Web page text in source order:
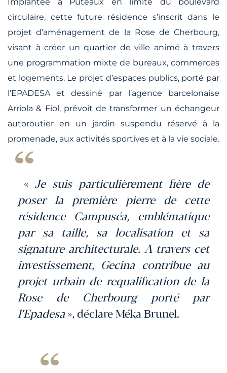
circulaire, cette future résidence s’inscrit dans le
projet d’aménagement de la Rose de Cherbourg,
visant à créer un quartier de ville animé à travers
une programmation mixte de bureaux, commerces
et logements. Le projet d’espaces publics, porté par
l’EPADESA et dessiné par l’agence barcelonaise
Arriola & Fiol, prévoit de transformer un échangeur
autoroutier en un jardin suspendu réservé à la
promenade, aux activités sportives et à la vie sociale.
« Je suis particulièrement fière de
poser la première pierre de cette
résidence Campuséa, emblématique
par sa taille, sa localisation et sa
signature architecturale. A travers cet
investissement, Gecina contribue au
projet urbain de requalification de la
Rose de Cherbourg porté par
l’Epadesa », déclare Méka Brunel.